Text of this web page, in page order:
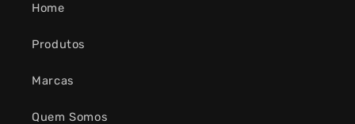
Home
Produtos
Marcas
Quem Somos